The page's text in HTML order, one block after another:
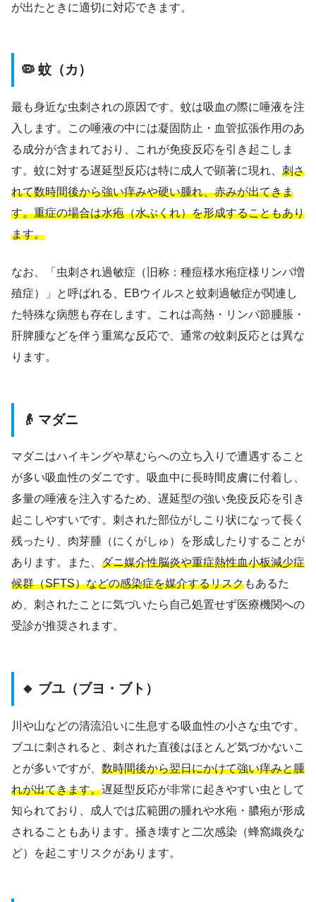
が出たときに適切に対応できます。
🦠 蚊（カ）
最も身近な虫刺されの原因です。蚊は吸血の際に唾液を注
入します。この唾液の中には凝固防止・血管拡張作用のあ
る成分が含まれており、これが免疫反応を引き起こしま
す。蚊に対する遅延型反応は特に成人で顕著に現れ、 刺さ
れて数時間後から強い痒みや硬い腫れ、赤みが出てきま
す。重症の場合は水疱（水ぶくれ）を形成することもあり
ます。
なお、「虫刺され過敏症（旧称：種痘様水疱症様リンパ増
殖症）」と呼ばれる、EBウイルスと蚊刺過敏症が関連し
た特殊な病態も存在します。これは高熱・リンパ節腫脹・
肝脾腫などを伴う重篤な反応で、通常の蚊刺反応とは異な
ります。
👴 マダニ
マダニはハイキングや草むらへの立ち入りで遭遇すること
が多い吸血性のダニです。吸血中に長時間皮膚に付着し、
多量の唾液を注入するため、遅延型の強い免疫反応を引き
起こしやすいです。刺された部位がしこり状になって長く
残ったり、肉芽腫（にくがしゅ）を形成したりすることが
あります。また、 ダニ媒介性脳炎や重症熱性血小板減少症
候群（SFTS）などの感染症を媒介するリスクもあるた
め、刺されたことに気づいたら自己処置せず医療機関への
受診が推奨されます。
🔸 ブユ（ブヨ・ブト）
川や山などの清流沿いに生息する吸血性の小さな虫です。
ブユに刺されると、刺された直後はほとんど気づかないこ
とが多いですが、 数時間後から翌日にかけて強い痒みと腫
れが出てきます。遅延型反応が非常に起きやすい虫として
知られており、成人では広範囲の腫れや水疱・膿疱が形成
されることもあります。掻き壊すと二次感染（蜂窩織炎な
ど）を起こすリスクがあります。